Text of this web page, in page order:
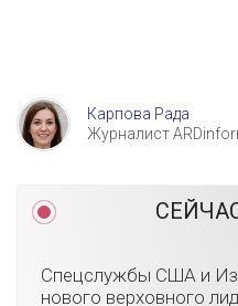
Карпова Рада
Журналист
Спецслужбы США и
нового верховного